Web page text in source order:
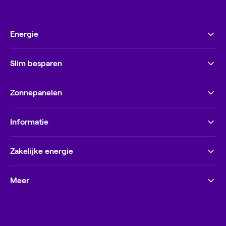
Energie
Slim besparen
Zonnepanelen
Informatie
Zakelijke energie
Meer